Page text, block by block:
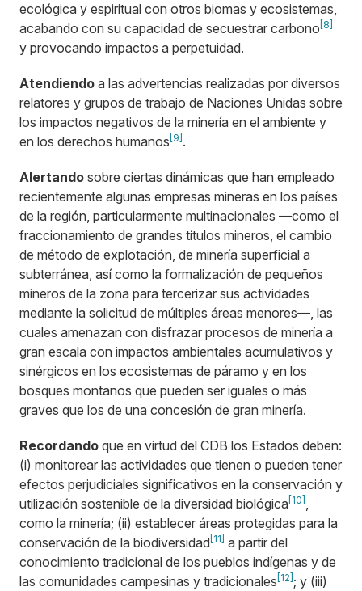
ecológica y espiritual con otros biomas y ecosistemas,
acabando con su capacidad de secuestrar carbono [8]
y provocando impactos a perpetuidad.
Atendiendo a las advertencias realizadas por diversos
relatores y grupos de trabajo de Naciones Unidas sobre
los impactos negativos de la minería en el ambiente y
en los derechos humanos [9] .
Alertando sobre ciertas dinámicas que han empleado
recientemente algunas empresas mineras en los países
de la región, particularmente multinacionales —como el
fraccionamiento de grandes títulos mineros, el cambio
de método de explotación, de minería superficial a
subterránea, así como la formalización de pequeños
mineros de la zona para tercerizar sus actividades
mediante la solicitud de múltiples áreas menores—, las
cuales amenazan con disfrazar procesos de minería a
gran escala con impactos ambientales acumulativos y
sinérgicos en los ecosistemas de páramo y en los
bosques montanos que pueden ser iguales o más
graves que los de una concesión de gran minería.
Recordando que en virtud del CDB los Estados deben:
(i) monitorear las actividades que tienen o pueden tener
efectos perjudiciales significativos en la conservación y
utilización sostenible de la diversidad biológica [10] ,
como la minería; (ii) establecer áreas protegidas para la
conservación de la biodiversidad [11] a partir del
conocimiento tradicional de los pueblos indígenas y de
las comunidades campesinas y tradicionales [12] ; y (iii)